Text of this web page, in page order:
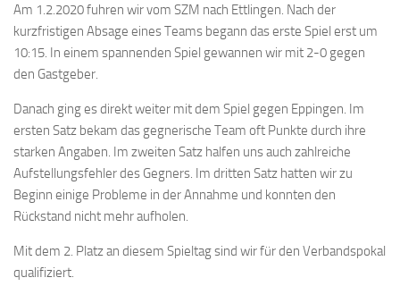
Am 1.2.2020 fuhren wir vom SZM nach Ettlingen. Nach der
kurzfristigen Absage eines Teams begann das erste Spiel erst um
10:15. In einem spannenden Spiel gewannen wir mit 2-0 gegen
den Gastgeber.
Danach ging es direkt weiter mit dem Spiel gegen Eppingen. Im
ersten Satz bekam das gegnerische Team oft Punkte durch ihre
starken Angaben. Im zweiten Satz halfen uns auch zahlreiche
Aufstellungsfehler des Gegners. Im dritten Satz hatten wir zu
Beginn einige Probleme in der Annahme und konnten den
Rückstand nicht mehr aufholen.
Mit dem 2. Platz an diesem Spieltag sind wir für den Verbandspokal
qualifiziert.